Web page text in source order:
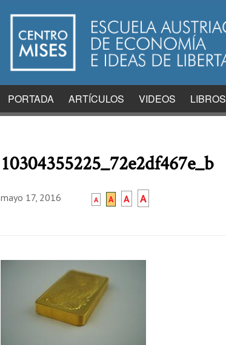
PORTADA ARTÍCULOS VIDEOS LIBROS
10304355225_72e2df467e_b
mayo 17, 2016 A A A A